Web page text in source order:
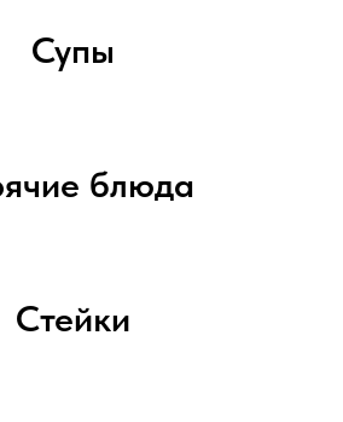
Супы
блюда
Стейки